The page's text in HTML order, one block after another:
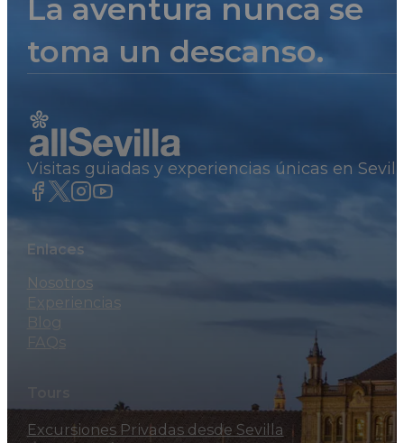
La aventura nunca se
toma un descanso.
Visitas guiadas y experiencias únicas en
Enlaces
Nosotros
Experiencias
Blog
FAQs
Excursiones Privadas desde Sevilla